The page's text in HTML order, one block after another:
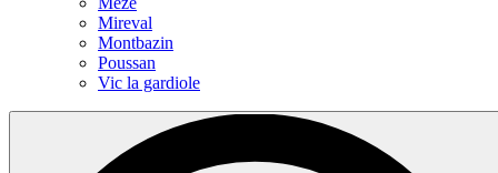
Mireval
Montbazin
Poussan
Vic la gardiole